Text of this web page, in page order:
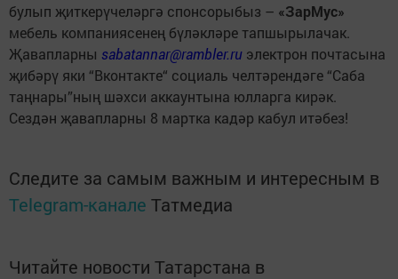
булып җиткерүчеләргә спонсорыбыз – «ЗарМус»
мебель компаниясенең бүләкләре тапшырылачак.
Җавапларны sabatannar@rambler.ru электрон почтасына
җибәрү яки “Вконтакте“ социаль челтәрендәге “Саба
таңнары”ның шәхси аккаунтына юлларга кирәк.
Сездән җавапларны 8 мартка кадәр кабул итәбез!
Следите за самым важным и интересным в
Telegram-канале Татмедиа
Читайте новости Татарстана в